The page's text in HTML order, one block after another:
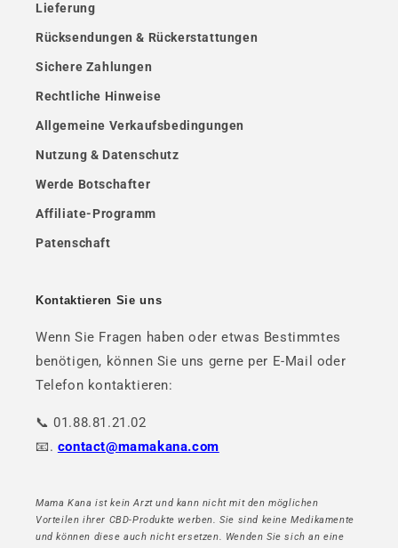
Lieferung
Rücksendungen & Rückerstattungen
Sichere Zahlungen
Rechtliche Hinweise
Allgemeine Verkaufsbedingungen
Nutzung & Datenschutz
Werde Botschafter
Affiliate-Programm
Patenschaft
Kontaktieren Sie uns
Wenn Sie Fragen haben oder etwas Bestimmtes
benötigen, können Sie uns gerne per E-Mail oder
Telefon kontaktieren:
📞 01.88.81.21.02
📧. contact@mamakana.com
Mama Kana ist kein Arzt und kann nicht mit den möglichen
Vorteilen ihrer CBD-Produkte werben. Sie sind keine Medikamente
und können diese auch nicht ersetzen. Wenden Sie sich an eine